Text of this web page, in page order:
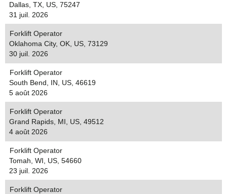
Dallas, TX, US, 75247
31 juil. 2026
Forklift Operator
Oklahoma City, OK, US, 73129
30 juil. 2026
Forklift Operator
South Bend, IN, US, 46619
5 août 2026
Forklift Operator
Grand Rapids, MI, US, 49512
4 août 2026
Forklift Operator
Tomah, WI, US, 54660
23 juil. 2026
Forklift Operator